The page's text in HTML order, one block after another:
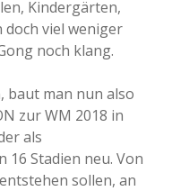
Kindergärten,
doch viel weniger
noch klang.
baut man nun also
zur WM 2018 in
als
Stadien neu. Von
sollen, an